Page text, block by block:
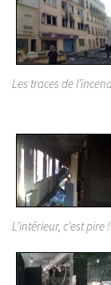
Les traces de
L’intérieur, c’est